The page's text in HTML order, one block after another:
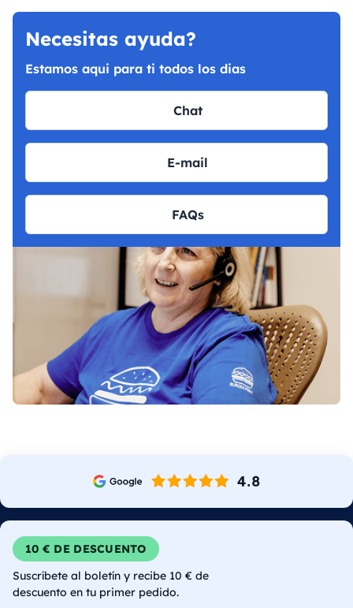
Necesitas ayuda?
Estamos aqui para ti todos los dias
Chat
E-mail
FAQs
10 € DE DESCUENTO
Suscríbete al boletín y recibe 10 € de
descuento en tu primer pedido.